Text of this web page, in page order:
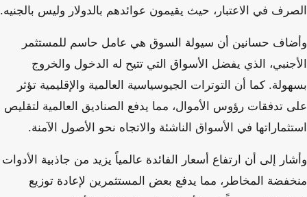
الصرف في الاعتبار، حيث يقيمون عوائدهم بالدولار وليس بالجنيه.
وأضاف حسانين أن سيولة السوق هي عامل حاسم للمستثمر
الأجنبي، الذي يفضل الأسواق التي تتيح له الدخول والخروج
بسهولة. كما أن التوترات الجيوسياسية العالمية والإقليمية تؤثر
على تدفقات رؤوس الأموال، مما يدفع الصناديق العالمية لتقليص
استثماراتها في الأسواق الناشئة والاتجاه نحو الأصول الآمنة.
وأشار إلى أن ارتفاع أسعار الفائدة عالمياً يزيد من جاذبية الأدوات
منخفضة المخاطر، مما يدفع بعض المستثمرين لإعادة توزيع